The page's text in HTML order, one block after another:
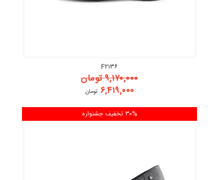
F۲۱۳۶
۹,۱۷۰,۰۰۰تومان
۶,۴۱۹,۰۰۰ تومان
۳۰% تخفیف جشنواره